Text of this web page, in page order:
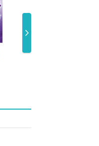
の嵯峨野